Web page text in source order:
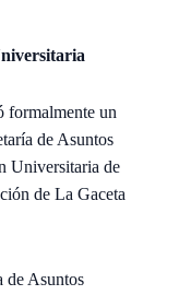
formalmente un
de Asuntos
Universitaria de
de La Gaceta
de Asuntos